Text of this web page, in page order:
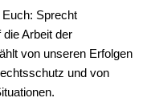
Sprecht
die Arbeit der
von unseren Erfolgen
und von